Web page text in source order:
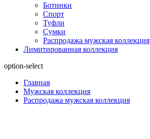
Ботинки
Спорт
Туфли
Сумки
Распродажа мужская коллекция
Лимитированная коллекция
option-select
Главная
Мужская коллекция
Распродажа мужская коллекция